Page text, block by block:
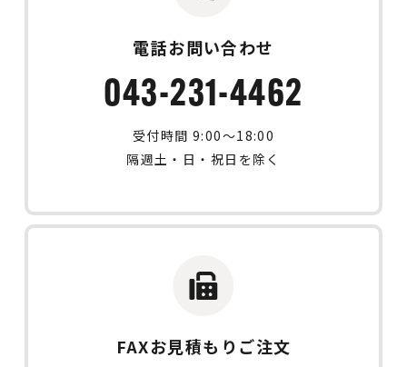
電話お問い合わせ
043-231-4462
受付時間 9:00〜18:00
隔週土・日・祝日を除く
FAXお見積もりご注文